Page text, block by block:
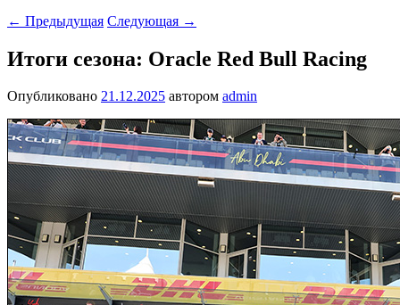
← Предыдущая Следующая →
Итоги сезона: Oracle Red Bull Racing
Опубликовано 21.12.2025 автором admin